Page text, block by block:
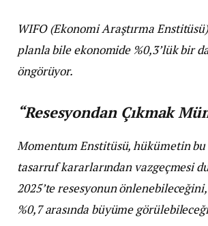
WIFO (Ekonomi Araştırma
planla bile ekonomide %0,3’lük bir
öngörüyor.
“Resesyondan Çıkmak
Momentum Enstitüsü, hükümetin
tasarruf kararlarından vazgeçmesi
2025’te resesyonun
%0,7 arasında büyüme